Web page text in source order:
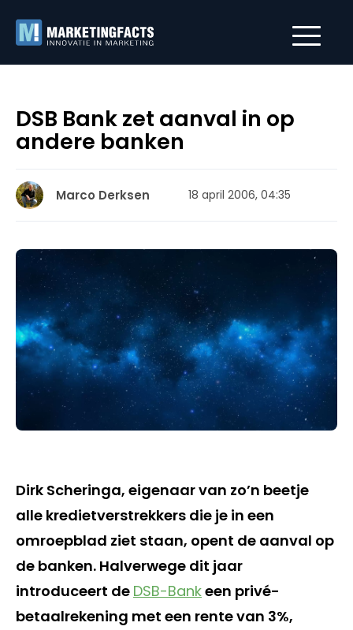
DSB Bank zet aanval in op
andere banken
Marco Derksen 18 april 2006, 04:35
Dirk Scheringa, eigenaar van zo’n beetje
alle kredietverstrekkers die je in een
omroepblad ziet staan, opent de aanval op
de banken. Halverwege dit jaar
introduceert de DSB-Bankeen privé-
betaalrekening met een rente van 3%,